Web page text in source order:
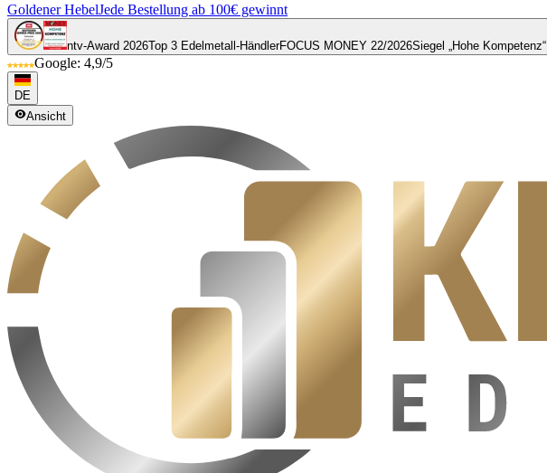
Goldener HebelJede Bestellung ab 100€ gewinnt
ntv-Award 2026Top 3 Edelmetall-HändlerFOCUS MONEY 22/2026Siegel „Hohe Kompetenz“
Google: 4,9/5
DE
Ansicht